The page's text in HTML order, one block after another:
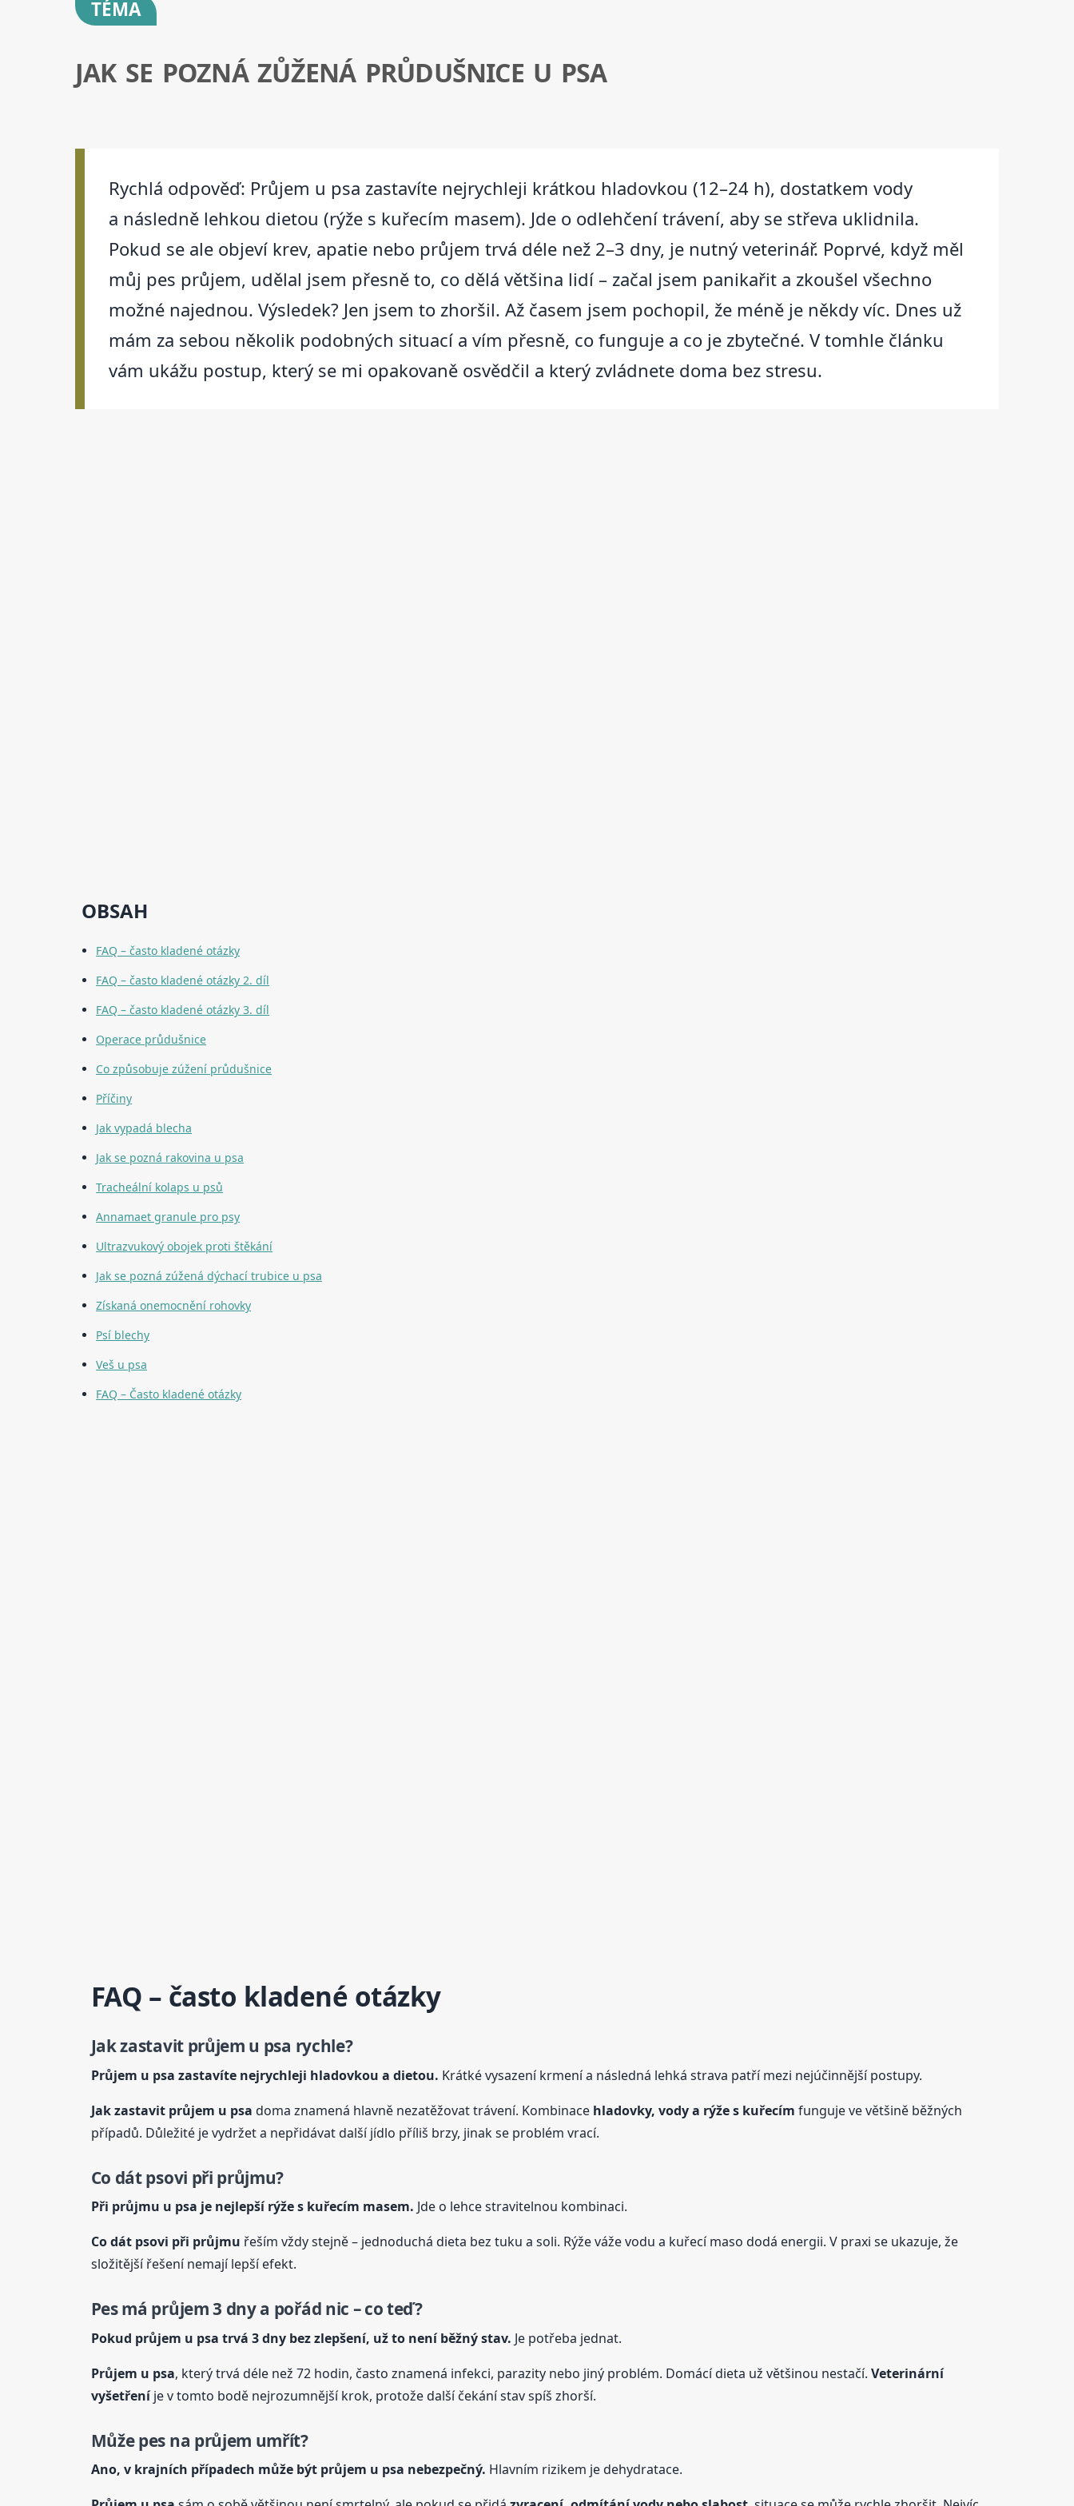
TÉMA
JAK SE POZNÁ ZŮŽENÁ PRŮDUŠNICE U PSA
Rychlá odpověď: Průjem u psa zastavíte nejrychleji krátkou hladovkou (12–24 h), dostatkem vody
a následně lehkou dietou (rýže s kuřecím masem). Jde o odlehčení trávení, aby se střeva uklidnila.
Pokud se ale objeví krev, apatie nebo průjem trvá déle než 2–3 dny, je nutný veterinář. Poprvé, když měl
můj pes průjem, udělal jsem přesně to, co dělá většina lidí – začal jsem panikařit a zkoušel všechno
možné najednou. Výsledek? Jen jsem to zhoršil. Až časem jsem pochopil, že méně je někdy víc. Dnes už
mám za sebou několik podobných situací a vím přesně, co funguje a co je zbytečné. V tomhle článku
vám ukážu postup, který se mi opakovaně osvědčil a který zvládnete doma bez stresu.
OBSAH
FAQ – často kladené otázky
FAQ – často kladené otázky 2. díl
FAQ – často kladené otázky 3. díl
Operace průdušnice
Co způsobuje zúžení průdušnice
Příčiny
Jak vypadá blecha
Jak se pozná rakovina u psa
Tracheální kolaps u psů
Annamaet granule pro psy
Ultrazvukový obojek proti štěkání
Jak se pozná zúžená dýchací trubice u psa
Získaná onemocnění rohovky
Psí blechy
Veš u psa
FAQ – Často kladené otázky
FAQ – často kladené otázky
Jak zastavit průjem u psa rychle?
Průjem u psa zastavíte nejrychleji hladovkou a dietou. Krátké vysazení krmení a následná lehká strava patří mezi nejúčinnější postupy.
Jak zastavit průjem u psa doma znamená hlavně nezatěžovat trávení. Kombinace hladovky, vody a rýže s kuřecím funguje ve většině běžných
případů. Důležité je vydržet a nepřidávat další jídlo příliš brzy, jinak se problém vrací.
Co dát psovi při průjmu?
Při průjmu u psa je nejlepší rýže s kuřecím masem. Jde o lehce stravitelnou kombinaci.
Co dát psovi při průjmu řeším vždy stejně – jednoduchá dieta bez tuku a soli. Rýže váže vodu a kuřecí maso dodá energii. V praxi se ukazuje, že
složitější řešení nemají lepší efekt.
Pes má průjem 3 dny a pořád nic – co teď?
Pokud průjem u psa trvá 3 dny bez zlepšení, už to není běžný stav. Je potřeba jednat.
Průjem u psa, který trvá déle než 72 hodin, často znamená infekci, parazity nebo jiný problém. Domácí dieta už většinou nestačí. Veterinární
vyšetřeníje v tomto bodě nejrozumnější krok, protože další čekání stav spíš zhorší.
Může pes na průjem umřít?
Ano, v krajních případech může být průjem u psa nebezpečný. Hlavním rizikem je dehydratace.